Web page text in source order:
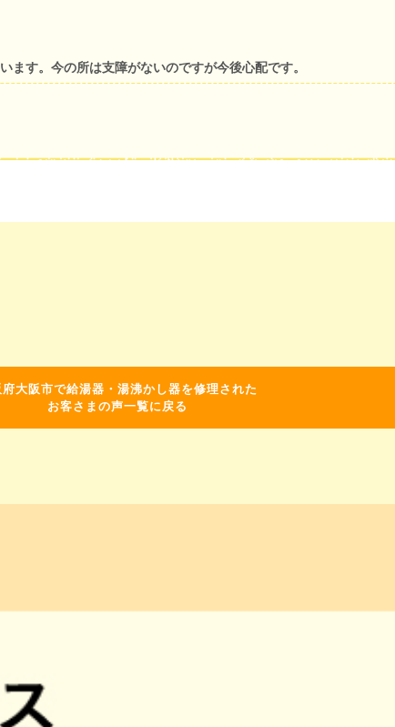
す。今の所は支障がないのですが今後心配です。
府大阪市で給湯器・湯沸かし器を修理された
お客さまの声一覧に戻る